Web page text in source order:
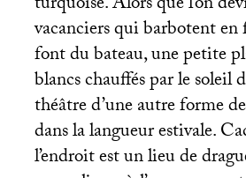
vacanciers qui barbotent
font du bateau, une petite
blancs chauffés par le soleil
théâtre d’une autre forme
dans la langueur estivale.
l’endroit est un lieu de